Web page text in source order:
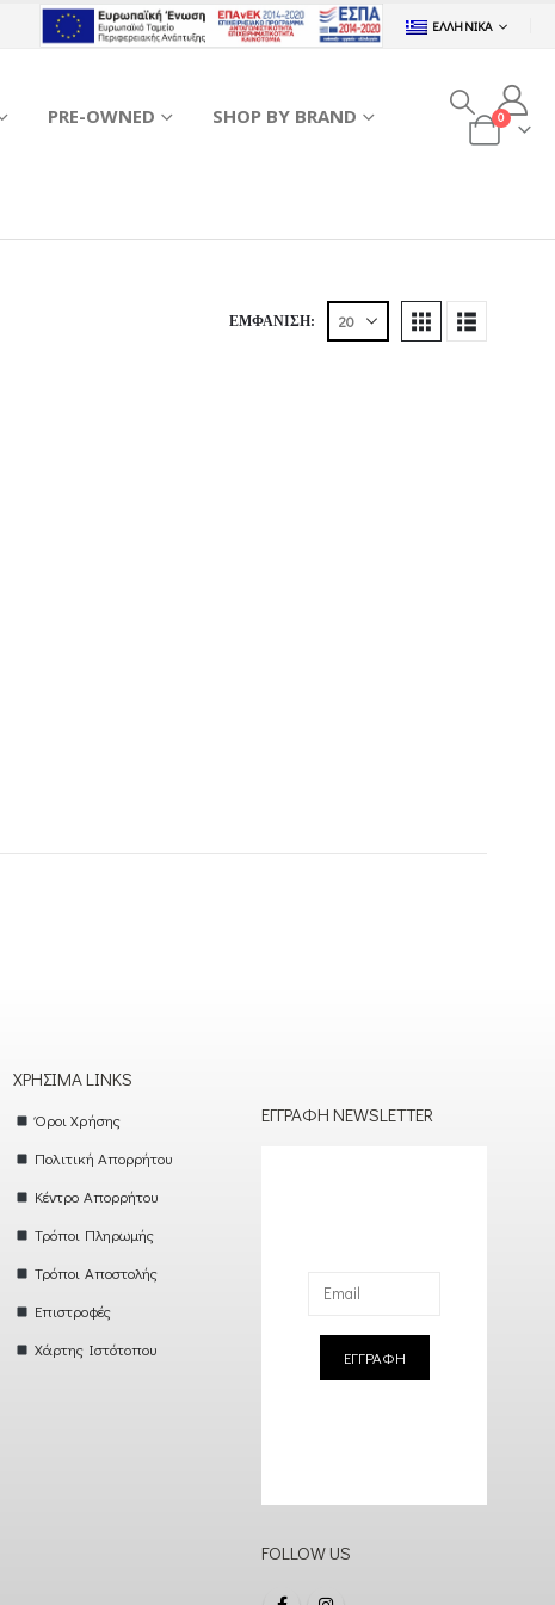
ΕΛΛΗΝΙΚΆ
PRE-OWNED SHOP BY BRAND 0
ΕΜΦΆΝΙΣΗ:
ΧΡΉΣΙΜΑ LINKS
Όροι Χρήσης
Πολιτική Απορρήτου
Κέντρο Απορρήτου
Τρόποι Πληρωμής
Τρόποι Αποστολής
Επιστροφές
Χάρτης Ιστότοπου
ΕΓΓΡΑΦΉ NEWSLETTER
ΕΓΓΡΑΦΗ
FOLLOW US